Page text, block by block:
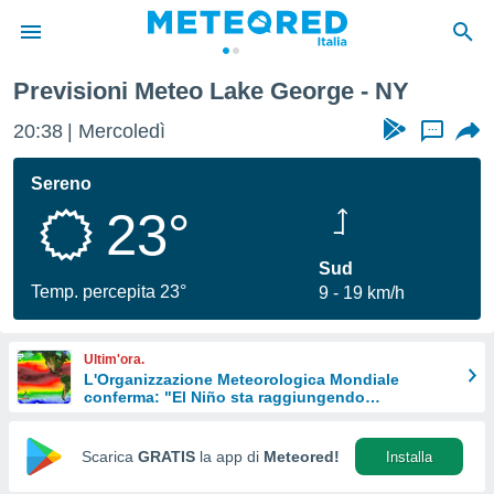
di
per
le
di
Web
Previsioni Meteo Lake George - NY
20:38 Mercoledì ...
Sereno
23°
Temp. percepita 23°
Sud
9
19 km/h
Ultim'ora.
L'Organizzazione Meteorologica Mondiale
conferma: "El Niño sta raggiungendo
Scarica GRATIS la app di Meteored! Installa